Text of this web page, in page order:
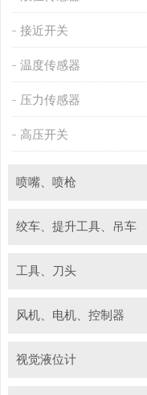
接近开关
温度传感器
压力传感器
高压开关
喷嘴、喷枪
绞车、提升工具、吊车
工具、刀头
风机、电机、控制器
视觉液位计